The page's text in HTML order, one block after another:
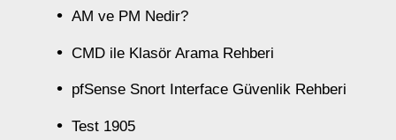
AM ve PM Nedir?
CMD ile Klasör Arama Rehberi
pfSense Snort Interface Güvenlik Rehberi
Test 1905